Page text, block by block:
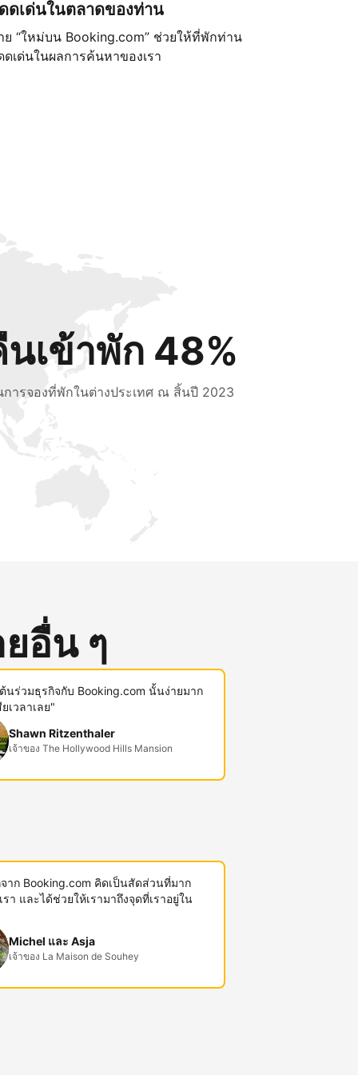
ดเด่นในตลาดของท่าน
ย “ใหม่บน Booking.com” ช่วยให้ที่พักท่าน
ดเด่นในผลการค้นหาของเรา
เข้าพัก 48%
การจองที่พักในต่างประเทศ ณ สิ้นปี 2023
อื่น ๆ
นร่วมธุรกิจกับ Booking.com นั้นง่ายมาก
เวลาเลย"
Shawn Ritzenthaler
เจ้าของ The Hollywood Hills Mansion
าก Booking.com คิดเป็นสัดส่วนที่มาก
า และได้ช่วยให้เรามาถึงจุดที่เราอยู่ใน
Michel และ Asja
เจ้าของ La Maison de Souhey